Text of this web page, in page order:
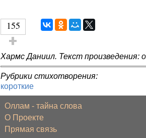
155
Голос за!
Хармс Даниил. Текст произведения:
Рубрики стихотворения:
короткие
Оллам - тайна слова
О Проекте
Прямая связь